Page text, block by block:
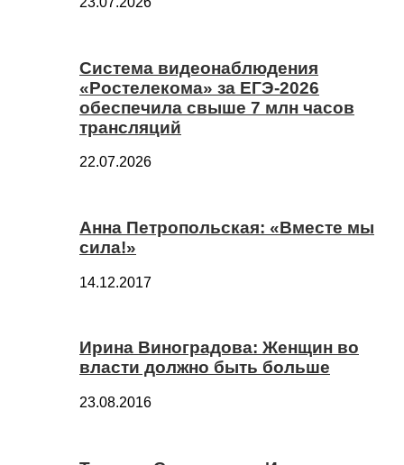
Система видеонаблюдения
«Ростелекома» за ЕГЭ-2026
обеспечила свыше 7 млн часов
трансляций
22.07.2026
Анна Петропольская: «Вместе мы
сила!»
14.12.2017
Ирина Виноградова: Женщин во
власти должно быть больше
23.08.2016